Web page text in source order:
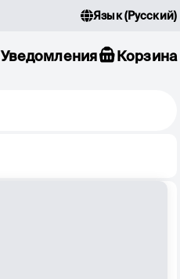
Язык(Русский)
Уведомления Корзина